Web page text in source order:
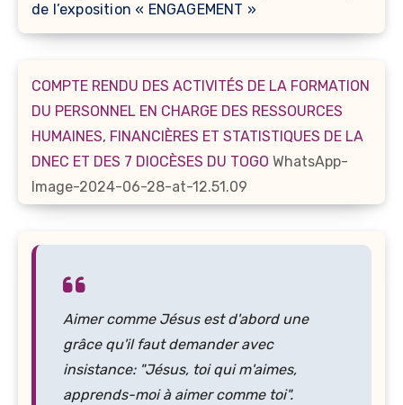
de l’exposition « ENGAGEMENT »
COMPTE RENDU DES ACTIVITÉS DE LA FORMATION
DU PERSONNEL EN CHARGE DES RESSOURCES
HUMAINES, FINANCIÈRES ET STATISTIQUES DE LA
DNEC ET DES 7 DIOCÈSES DU TOGO WhatsApp-
Image-2024-06-28-at-12.51.09
Aimer comme Jésus est d'abord une
grâce qu'il faut demander avec
insistance: "Jésus, toi qui m'aimes,
apprends-moi à aimer comme toi".